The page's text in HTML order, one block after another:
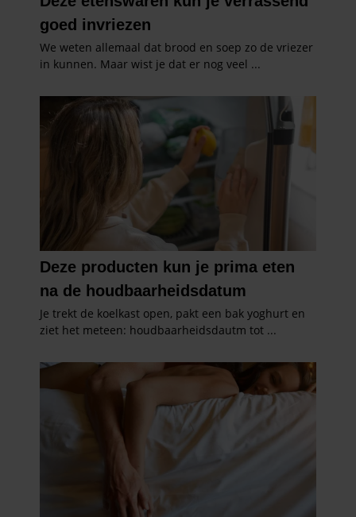
verzameld op basis van uw gebruik van hun services. U
gaat akkoord met onze cookies als u onze website blijft
gebruiken.